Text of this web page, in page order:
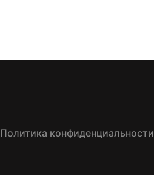
Политика конфиденциальности